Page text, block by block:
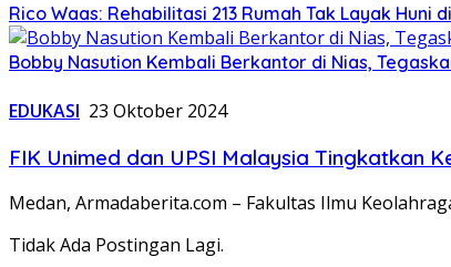
Rico Waas: Rehabilitasi 213 Rumah Tak Layak Huni
Bobby Nasution Kembali Berkantor di Nias,
EDUKASI 23 Oktober 2024
FIK Unimed dan UPSI Malaysia Tingkatkan
Medan, Armadaberita.com – Fakultas Ilmu
Tidak Ada Postingan Lagi.